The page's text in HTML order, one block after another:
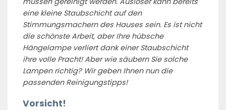
eine kleine Staubschicht auf den
Stimmungsmachern des Hauses sein. Es ist nicht
die schönste Arbeit, aber Ihre hübsche
Hängelampe verliert dank einer Staubschicht
ihre volle Pracht! Aber wie säubern Sie solche
Lampen richtig? Wir geben Ihnen nun die
passenden Reinigungstipps!
Vorsicht!